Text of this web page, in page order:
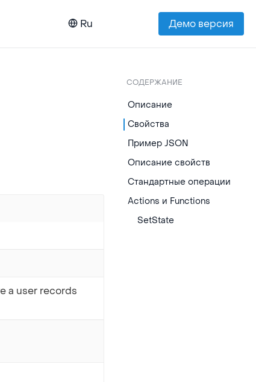
Ru Демо версия
a user records
СОДЕРЖАНИЕ
Описание
Свойства
Пример JSON
Описание свойств
Стандартные операции
Actions и Functions
SetState